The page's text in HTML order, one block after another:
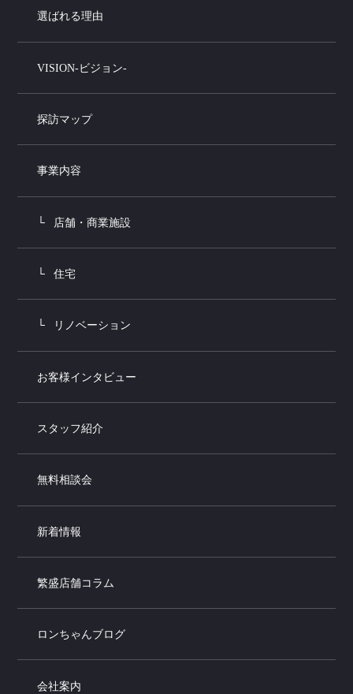
選ばれる理由
VISION-ビジョン-
探訪マップ
事業内容
店舗・商業施設
住宅
リノベーション
お客様インタビュー
スタッフ紹介
無料相談会
新着情報
繁盛店舗コラム
ロンちゃんブログ
会社案内